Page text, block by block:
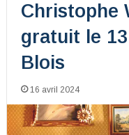
Christophe
gratuit le
Blois
16 avril 2024